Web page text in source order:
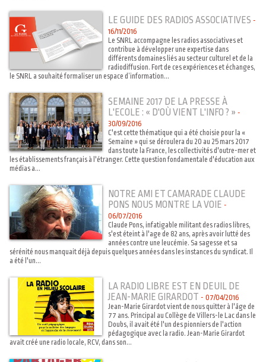
LE GUIDE DES RADIOS ASSOCIATIVES -
16/11/2016
Le SNRL accompagne les radios associatives et
contribue à développer une expertise dans
différents domaines liés au secteur culturel et de la
radiodiffusion. Fort de ces expériences et échanges,
le SNRL a souhaité formaliser un espace d’information...
SEMAINE 2017 DE LA PRESSE À
L'ECOLE : « D'OÙ VIENT L'INFO ? » -
30/09/2016
C'est cette thématique qui a été choisie pour la «
Semaine » qui se déroulera du 20 au 25 mars 2017
dans toute la France, les collectivités d'outre-mer et
les établissements français à l'étranger. Cette question fondamentale d'éducation aux
médias a...
NOTRE AMI ET CAMARADE CLAUDE
PONS NOUS MONTRE LA VOIE -
06/07/2016
Claude Pons, infatigable militant des radios libres,
s'est éteint à l'age de 82 ans, après avoir lutté des
années contre une leucémie. Sa sagesse et sa
sérénité nous manquait déjà depuis quelques années dans les instances du syndicat. Il
a été l'un...
LA RADIO LIBRE EST EN DEUIL DE
JEAN-MARIE GIRARDOT - 07/04/2016
Jean-Marie Girardot vient de nous quitter à l'âge de
77 ans. Principal au Collège de Villers-le Lac dans le
Doubs, il avait été l'un des pionniers de l'action
pédagogique avec la radio. Jean-Marie Girardot
avait créé une radio locale, RCV, dans son...